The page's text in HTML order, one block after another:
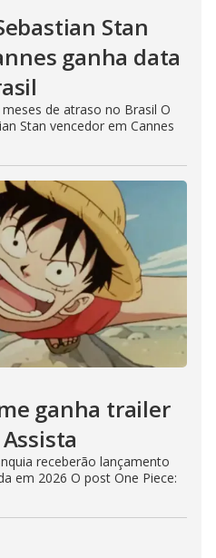
Stan
ganha data
de atraso no Brasil O
Stan vencedor em Cannes
ganha trailer
receberão lançamento
em 2026 O post One Piece: